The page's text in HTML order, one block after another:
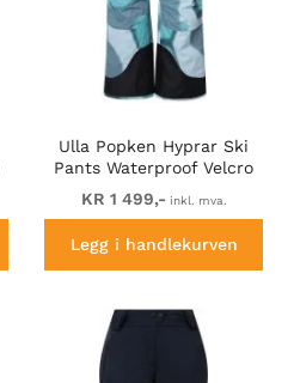
Ulla Popken Hyprar Ski
Pants Waterproof Velcro
Closure Shaped Knees Ice
Green
KR 1 499,- inkl. mva.
Legg i handlekurven